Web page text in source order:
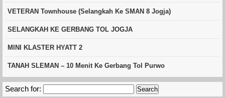
VETERAN Townhouse (Selangkah Ke SMAN 8 Jogja)
SELANGKAH KE GERBANG TOL JOGJA
MINI KLASTER HYATT 2
TANAH SLEMAN – 10 Menit Ke Gerbang Tol Purwo
Search for: